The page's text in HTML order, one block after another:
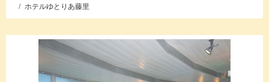
ホテルゆとりあ藤里